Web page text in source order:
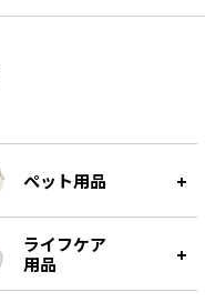
ペット用品
ライフケア
用品